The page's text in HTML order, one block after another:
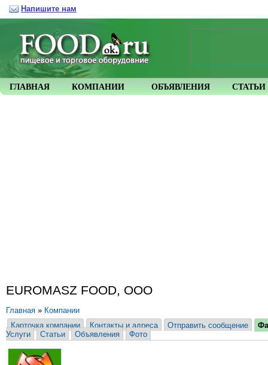
EUROMASZ FOOD, ООО
Главная » Компании
Карточка компании
Контакты и адреса Отправить сообщение
Услуги
Статьи Объявления Фото
ГЛАВНАЯ КОМПАНИИ ОБЪЯВЛЕНИЯ СТАТЬИ
Напишите нам